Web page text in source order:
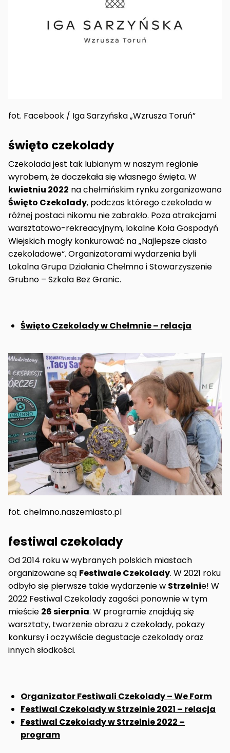
fot. Facebook / Iga Sarzyńska „Wzrusza Toruń”
święto czekolady
Czekolada jest tak lubianym w naszym regionie
wyrobem, że doczekała się własnego święta. W
kwietniu 2022 na chełmińskim rynku zorganizowano
Święto Czekolady, podczas którego czekolada w
różnej postaci nikomu nie zabrakło. Poza atrakcjami
warsztatowo-rekreacyjnym, lokalne Koła Gospodyń
Wiejskich mogły konkurować na „Najlepsze ciasto
czekoladowe“. Organizatorami wydarzenia byli
Lokalna Grupa Działania Chełmno i Stowarzyszenie
Grubno – Szkoła Bez Granic.
Święto Czekolady w Chełmnie – relacja
fot. chelmno.naszemiasto.pl
festiwal czekolady
Od 2014 roku w wybranych polskich miastach
organizowane są Festiwale Czekolady. W 2021 roku
odbyło się pierwsze takie wydarzenie w Strzelnie! W
2022 Festiwal Czekolady zagości ponownie w tym
mieście 26 sierpnia. W programie znajdują się
warsztaty, tworzenie obrazu z czekolady, pokazy
konkursy i oczywiście degustacje czekolady oraz
innych słodkości.
Organizator Festiwali Czekolady – We Form
Festiwal Czekolady w Strzelnie 2021 – relacja
Festiwal Czekolady w Strzelnie 2022 –
program